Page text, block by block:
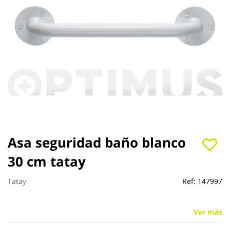
Asa seguridad baño blanco
30 cm tatay
Tatay Ref: 147997
Ver más
Saltar
al
comienzo
de
la
galería